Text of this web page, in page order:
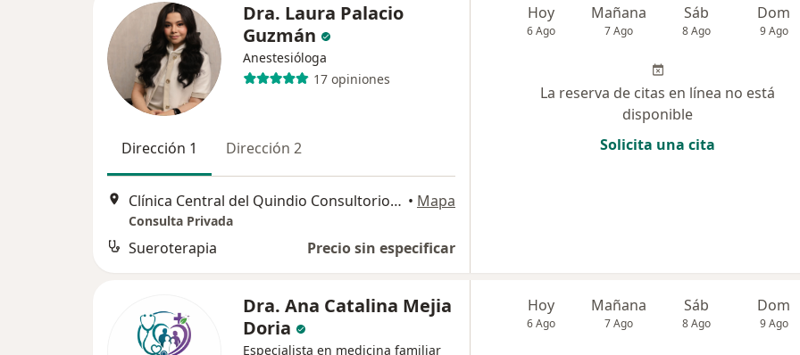
Dra. Laura Palacio
Guzmán
Anestesióloga
17 opiniones
Dirección 1 Dirección 2
Clínica Central del Quindio Consultorios 213 214, Armenia • Mapa
Consulta Privada
Sueroterapia Precio sin especificar
Hoy
6 Ago
Mañana
7 Ago
Sáb
8 Ago
Dom
9 Ago
La reserva de citas en línea no está
disponible
Solicita una cita
Dra. Ana Catalina Mejia
Doria
Especialista en medicina familiar
Hoy
6 Ago
Mañana
7 Ago
Sáb
8 Ago
Dom
9 Ago